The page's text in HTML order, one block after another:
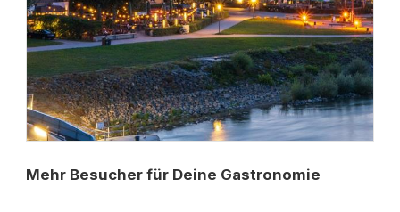
Mehr Besucher für Deine Gastronomie